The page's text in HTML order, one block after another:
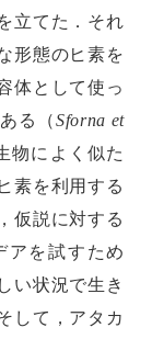
立てた．それ
形態のヒ素を
体として使っ
る（Sforna et
物によく似た
素を利用する
仮説に対する
アを試すため
い状況で生き
して，アタカ